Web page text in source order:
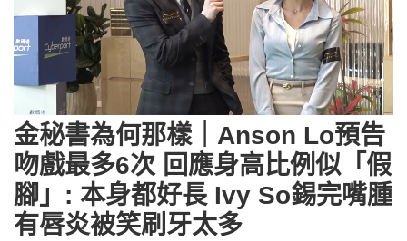
UnmuteLoaded
5.90%
金秘書為何那樣｜Anson Lo預告
吻戲最多6次 回應身高比例似「假
腳」: 本身都好長 Ivy So錫完嘴腫
有唇炎被笑刷牙太多